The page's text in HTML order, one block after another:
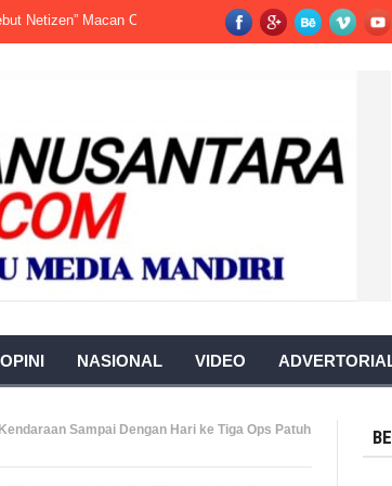
Macan Ompong” Fatality Serius Terjadi di Pabrik
OPINI NASIONAL VIDEO
Sampai Dengan Hari ke Tiga Ops Patuh